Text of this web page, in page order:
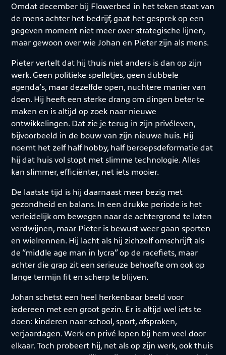
Omdat december bij Flowerbed in het teken staat van
de mens achter het bedrijf, gaat het gesprek op een
gegeven moment niet meer over strategische lijnen,
maar gewoon over wie Johan en Pieter zijn als mens.
Pieter vertelt dat hij thuis niet anders is dan op zijn
werk. Geen politieke spelletjes, geen dubbele
agenda’s, maar dezelfde open, nuchtere manier van
doen. Hij heeft een sterke drang om dingen beter te
maken en is altijd op zoek naar nieuwe
ontwikkelingen. Dat zie je terug in zijn privéleven,
bijvoorbeeld in de bouw van zijn nieuwe huis. Hij
noemt het zelf half hobby, half beroepsdeformatie dat
hij dat huis vol stopt met slimme technologie. Alles
kan slimmer, efficiënter, net iets mooier.
De laatste tijd is hij daarnaast meer bezig met
gezondheid en balans. In een drukke periode is het
verleidelijk om bewegen naar de achtergrond te laten
verdwijnen, maar Pieter is bewust weer gaan sporten
en wielrennen. Hij lacht als hij zichzelf omschrijft als
de “middle age man in lycra” op de racefiets, maar
achter die grap zit een serieuze behoefte om ook op
lange termijn fit en scherp te blijven.
Johan schetst een heel herkenbaar beeld voor
iedereen met een groot gezin. Er is altijd wel iets te
doen: kinderen naar school, sport, afspraken,
verjaardagen. Werk en privé lopen bij hem veel door
elkaar. Toch probeert hij, net als op zijn werk, ook thuis